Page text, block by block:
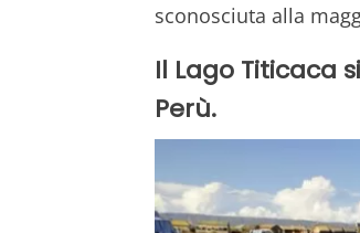
sconosciuta alla
Il Lago Titicaca
Perù.